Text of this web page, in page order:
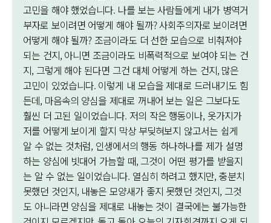
고민을 해야 했었습니다. 나를 보는 사람들에게 내가 병역거
부자로 보이려면 어떻게 해야 될까? 사회주의자로 보이려면
어떻게 해야 될까? 조금이라도 더 선한 모습으로 비춰져야
되는 건지, 아니면 조금이라도 비폭력적으로 보여야 되는 건
지, 그렇게 해야 된다면 그건 대체 어떻게 하는 건지, 많은
고민이 있었습니다. 이렇게 내 모습을 제대로 드러내기도 힘
든데, 마음속의 양심을 제대로 꺼내어 보는 일은 그보다도
훨씬 더 고된 일이었습니다. 저의 작은 행동이나, 옷가지가
저를 어떻게 보이게 할지 막상 부딪혀보지 않고서는 쉽게
알 수 없는 것처럼, 인생에서의 행동 하나하나를 제가 설명
하는 양심에 빗대어 가늠할 때, 그것이 어떤 평가를 받을지
는 알 수 없는 일이었습니다. 열심히 하려고 했지만, 충분치
못했던 것인지, 내놓은 모양새가 좋지 못했던 것인지, 그것
도 아니라면 양심을 제대로 내놓는 것이 결국에는 불가능한